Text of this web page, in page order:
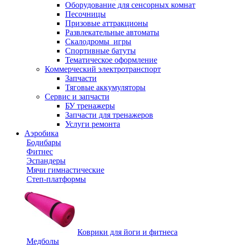
Оборудование для сенсорных комнат
Песочницы
Призовые аттракционы
Развлекательные автоматы
Скалодромы_игры
Спортивные батуты
Тематическое оформление
Коммерческий электротранспорт
Запчасти
Тяговые аккумуляторы
Сервис и запчасти
БУ тренажеры
Запчасти для тренажеров
Услуги ремонта
Аэробика
Бодибары
Фитнес
Эспандеры
Мячи гимнастические
Степ-платформы
Коврики для йоги и фитнеса
Медболы